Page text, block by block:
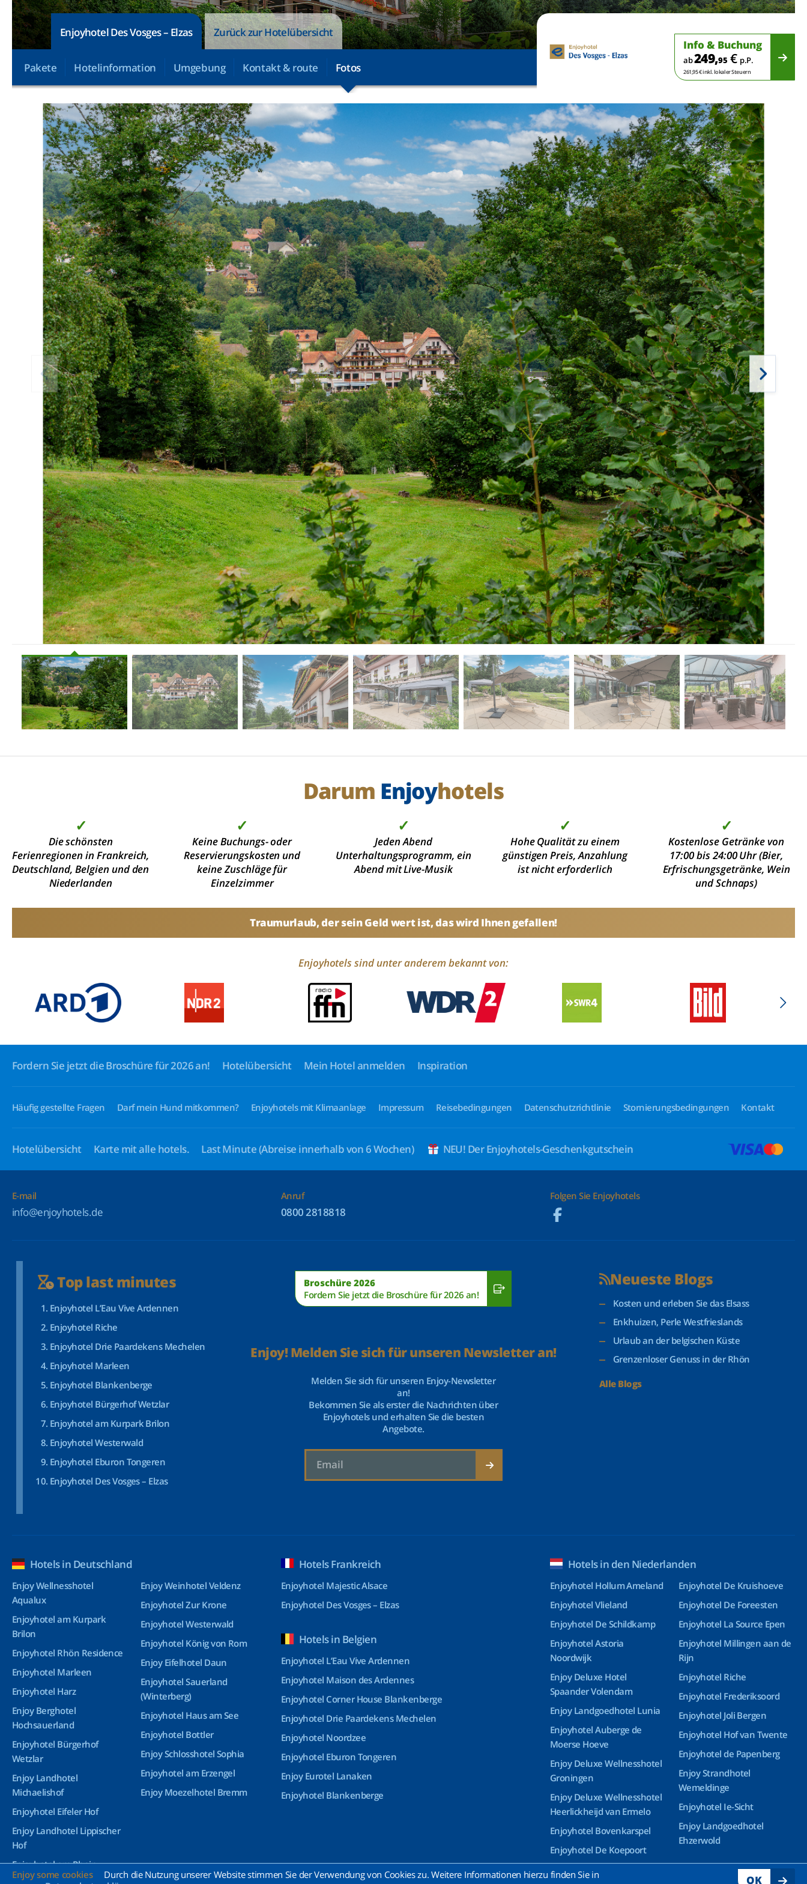
Enjoy some cookies
Durch die Nutzung unserer Website stimmen Sie der Verwendung von Cookies zu. Weitere Informationen hierzu finden Sie in
OK
Enjoyhotel Des Vosges – Elzas Zurück zur Hotelübersicht
Pakete Hotelinformation Umgebung Kontakt & route Fotos
Info & Buchung
ab249,95 € p.P.
261,95 € inkl. lokaler Steuern
Darum Enjoyhotels
✓
Die schönsten
Ferienregionen in Frankreich,
Deutschland, Belgien und den
Niederlanden
✓
Keine Buchungs- oder
Reservierungskosten und
keine Zuschläge für
Einzelzimmer
✓
Jeden Abend
Unterhaltungsprogramm, ein
Abend mit Live-Musik
✓
Hohe Qualität zu einem
günstigen Preis, Anzahlung
ist nicht erforderlich
✓
Kostenlose Getränke von
17:00 bis 24:00 Uhr (Bier,
Erfrischungsgetränke, Wein
und Schnaps)
Traumurlaub, der sein Geld wert ist, das wird Ihnen gefallen!
Enjoyhotels sind unter anderem bekannt von:
Fordern Sie jetzt die Broschüre für 2026 an! Hotelübersicht Mein Hotel anmelden Inspiration
Häufig gestellte Fragen Darf mein Hund mitkommen? Enjoyhotels mit Klimaanlage Impressum Reisebedingungen Datenschutzrichtlinie Stornierungsbedingungen Kontakt
Hotelübersicht Karte mit alle hotels. Last Minute(Abreise innerhalb von 6 Wochen) NEU! Der Enjoyhotels-Geschenkgutschein
E-mail
info@enjoyhotels.de
Anruf
0800 2818818
Folgen Sie Enjoyhotels
Top last minutes
Enjoyhotel L’Eau Vive Ardennen
Enjoyhotel Riche
Enjoyhotel Drie Paardekens Mechelen
Enjoyhotel Marleen
Enjoyhotel Blankenberge
Enjoyhotel Bürgerhof Wetzlar
Enjoyhotel am Kurpark Brilon
Enjoyhotel Westerwald
Enjoyhotel Eburon Tongeren
Enjoyhotel Des Vosges – Elzas
Broschüre 2026
Fordern Sie jetzt die Broschüre für 2026 an!
Enjoy! Melden Sie sich für unseren Newsletter an!
Melden Sie sich für unseren Enjoy-Newsletter
an!
Bekommen Sie als erster die Nachrichten über
Enjoyhotels und erhalten Sie die besten
Angebote.
Neueste Blogs
Kosten und erleben Sie das Elsass
Enkhuizen, Perle Westfrieslands
Urlaub an der belgischen Küste
Grenzenloser Genuss in der Rhön
Alle Blogs
Hotels in Deutschland
Enjoy Wellnesshotel
Aqualux
Enjoyhotel am Kurpark
Brilon
Enjoyhotel Rhön Residence
Enjoyhotel Marleen
Enjoyhotel Harz
Enjoy Berghotel
Hochsauerland
Enjoyhotel Bürgerhof
Wetzlar
Enjoy Landhotel
Michaelishof
Enjoyhotel Eifeler Hof
Enjoy Landhotel Lippischer
Hof
Enjoyhotel am Rhein
Enjoy Weinhotel Veldenz
Enjoyhotel Zur Krone
Enjoyhotel Westerwald
Enjoyhotel König von Rom
Enjoy Eifelhotel Daun
Enjoyhotel Sauerland
(Winterberg)
Enjoyhotel Haus am See
Enjoyhotel Bottler
Enjoy Schlosshotel Sophia
Enjoyhotel am Erzengel
Enjoy Moezelhotel Bremm
Hotels Frankreich
Enjoyhotel Majestic Alsace
Enjoyhotel Des Vosges – Elzas
Hotels in Belgien
Enjoyhotel L’Eau Vive Ardennen
Enjoyhotel Maison des Ardennes
Enjoyhotel Corner House Blankenberge
Enjoyhotel Drie Paardekens Mechelen
Enjoyhotel Noordzee
Enjoyhotel Eburon Tongeren
Enjoy Eurotel Lanaken
Enjoyhotel Blankenberge
Hotels in den Niederlanden
Enjoyhotel Hollum Ameland
Enjoyhotel Vlieland
Enjoyhotel De Schildkamp
Enjoyhotel Astoria
Noordwijk
Enjoy Deluxe Hotel
Spaander Volendam
Enjoy Landgoedhotel Lunia
Enjoyhotel Auberge de
Moerse Hoeve
Enjoy Deluxe Wellnesshotel
Groningen
Enjoy Deluxe Wellnesshotel
Heerlickheijd van Ermelo
Enjoyhotel Bovenkarspel
Enjoyhotel De Koepoort
Enjoyhotel Ruyghe Venne
Enjoyhotel De Kruishoeve
Enjoyhotel De Foreesten
Enjoyhotel La Source Epen
Enjoyhotel Millingen aan de
Rijn
Enjoyhotel Riche
Enjoyhotel Frederiksoord
Enjoyhotel Joli Bergen
Enjoyhotel Hof van Twente
Enjoyhotel de Papenberg
Enjoy Strandhotel
Wemeldinge
Enjoyhotel Ie-Sicht
Enjoy Landgoedhotel
Ehzerwold